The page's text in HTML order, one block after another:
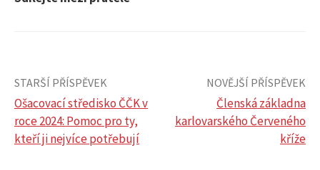
N
STARŠÍ PŘÍSPĚVEK
Ošacovací středisko ČČK v
roce 2024: Pomoc pro ty,
kteří ji nejvíce potřebují
NOVĚJŠÍ PŘÍSPĚVEK
Členská základna
karlovarského Červeného
kříže